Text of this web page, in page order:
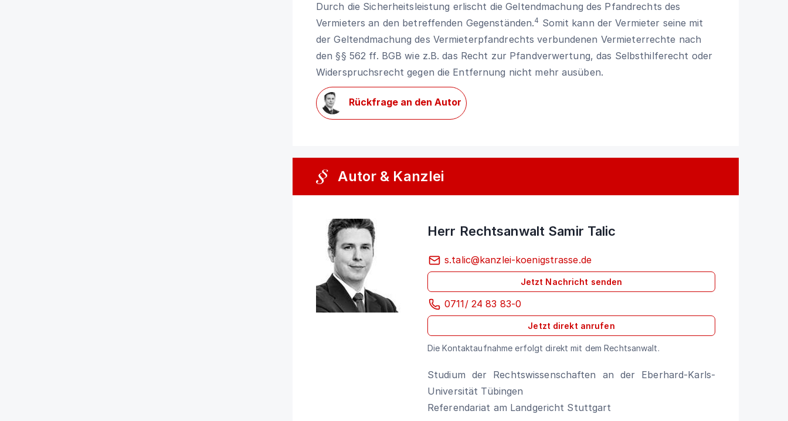
Durch die Sicherheitsleistung erlischt die Geltendmachung des Pfandrechts des
Vermieters an den betreffenden Gegenständen.4 Somit kann der Vermieter seine mit
der Geltendmachung des Vermieterpfandrechts verbundenen Vermieterrechte nach
den §§ 562 ff. BGB wie z.B. das Recht zur Pfandverwertung, das Selbsthilferecht oder
Widerspruchsrecht gegen die Entfernung nicht mehr ausüben.
Rückfrage an den Autor
Autor & Kanzlei
Herr Rechtsanwalt Samir Talic
s.talic@kanzlei-koenigstrasse.de
Jetzt Nachricht senden
0711/ 24 83 83-0
Jetzt direkt anrufen
Die Kontaktaufnahme erfolgt direkt mit dem Rechtsanwalt.
Studium der Rechtswissenschaften an der Eberhard-Karls-
Universität Tübingen
Referendariat am Landgericht Stuttgart